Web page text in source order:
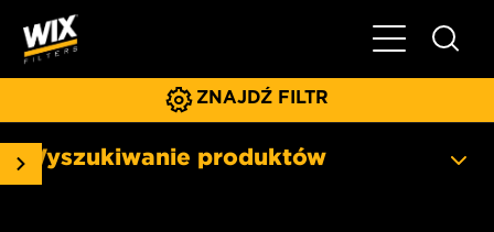
Pokaż/ukryj
ZNAJDŹ FILTR
Wyszukiwanie produktów